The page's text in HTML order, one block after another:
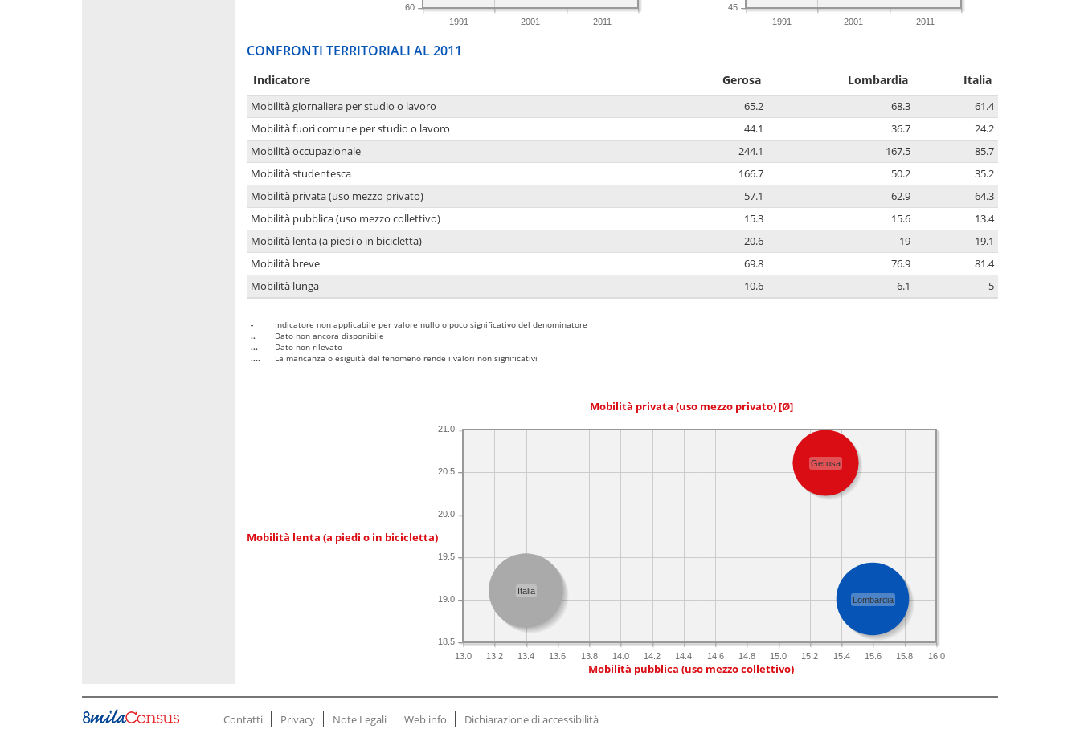
1991 2001 2011
60
1991 2001 2011
45
CONFRONTI TERRITORIALI AL 2011
Indicatore Gerosa Lombardia Italia
Mobilità giornaliera per studio o lavoro 65.2 68.3
61.4
Mobilità fuori comune per studio o lavoro
44.1 36.7
24.2
Mobilità occupazionale
244.1 167.5
85.7
Mobilità studentesca
166.7 50.2
35.2
Mobilità privata (uso mezzo privato)
57.1 62.9
64.3
Mobilità pubblica (uso mezzo collettivo)
15.3 15.6
13.4
Mobilità lenta (a piedi o in bicicletta)
20.6 19
19.1
Mobilità breve
69.8 76.9
81.4
Mobilità lunga
10.6 6.1 5
-
Indicatore non applicabile per valore nullo o poco significativo del denominatore
..
Dato non ancora disponibile
...
Dato non rilevato
....
La mancanza o esiguità del fenomeno rende i valori non significativi
Mobilità privata (uso mezzo privato) [Ø]
Mobilità lenta (a piedi o in bicicletta)
13.0 13.2 13.4 13.6 13.8 14.0 14.2 14.4 14.6 14.8 15.0 15.2 15.4 15.6 15.8 16.0
18.5
19.0
19.5
20.0
20.5
21.0
Italia
Lombardia
Gerosa
Mobilità pubblica (uso mezzo collettivo)
Contatti Privacy Note Legali Web info Dichiarazione di accessibilità